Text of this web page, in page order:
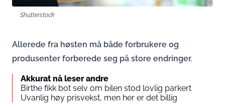
Shutterstock
Allerede fra høsten må både forbrukere og
produsenter forberede seg på store endringer.
Akkurat nå leser andre
Birthe fikk bot selv om bilen stod lovlig parkert
Uvanlig høy prisvekst, men her er det billig